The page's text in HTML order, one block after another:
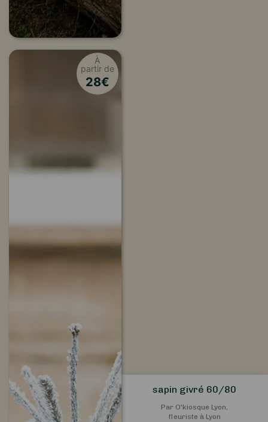
À
partir de
28€
sapin givré 60/80
Par O'kiosque Lyon,
fleuriste à Lyon